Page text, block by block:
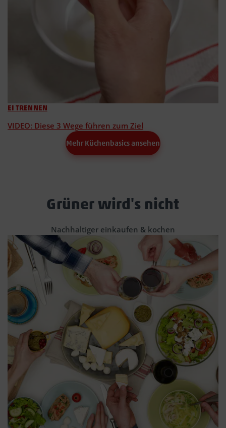
EI TRENNEN
VIDEO: Diese 3 Wege führen zum Ziel
Mehr Küchenbasics ansehen
Grüner wird's nicht
Nachhaltiger einkaufen & kochen